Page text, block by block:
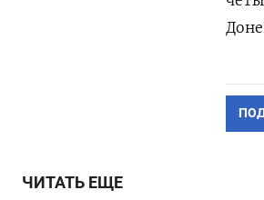
ЧИТАТЬ ЕЩЕ